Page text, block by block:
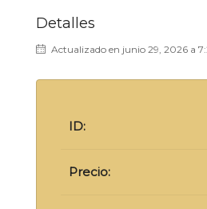
Detalles
Actualizado en junio 29, 2026 a
ID:
Precio: